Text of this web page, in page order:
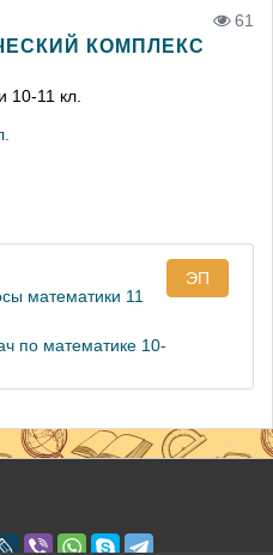
61
КОМПЛЕКС
10-11 кл.
математики 11
по математике 10-
ЭП